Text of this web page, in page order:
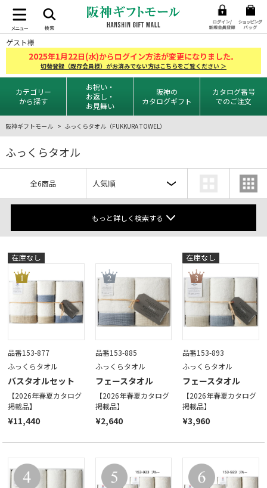
ゲスト様
2025年1月22日(水)からログイン方法が変更になりました。
切替登録（既存会員様）がお済みでない方はこちらをご覧ください ＞
カテゴリー
から探す
お祝い・
お返し・
お見舞い
阪神の
カタログギフト
カタログ番号
でのご注文
阪神ギフトモール ふっくらタオル（FUKKURA TOWEL）
ふっくらタオル
全6商品
もっと詳しく検索する
品番153-877
ふっくらタオル
バスタオルセット
【2026年春夏カタログ
掲載品】
¥11,440
品番153-885
ふっくらタオル
フェースタオル
【2026年春夏カタログ
掲載品】
¥2,640
品番153-893
ふっくらタオル
フェースタオル
【2026年春夏カタログ
掲載品】
¥3,960